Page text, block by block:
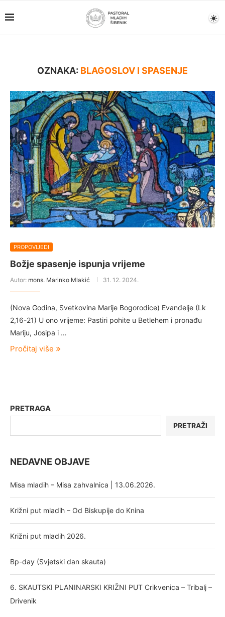
OZNAKA: BLAGOSLOV I SPASENJE
PROPOVIJEDI
Božje spasenje ispunja vrijeme
Autor: mons. Marinko Mlakić 31. 12. 2024.
(Nova Godina, Svetkovina Marije Bogorodice) Evanđelje (Lk
2,16-21) U ono vrijeme: Pastiri pohite u Betlehem i pronađu
Mariju, Josipa i …
Pročitaj više
PRETRAGA
PRETRAŽI
NEDAVNE OBJAVE
Misa mladih – Misa zahvalnica | 13.06.2026.
Križni put mladih – Od Biskupije do Knina
Križni put mladih 2026.
Bp-day (Svjetski dan skauta)
6. SKAUTSKI PLANINARSKI KRIŽNI PUT Crikvenica – Tribalj –
Drivenik